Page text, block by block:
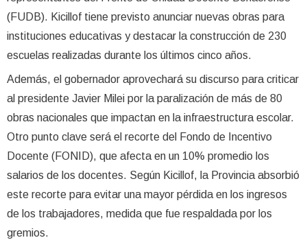
(FUDB). Kicillof tiene previsto anunciar nuevas obras para
instituciones educativas y destacar la construcción de 230
escuelas realizadas durante los últimos cinco años.
Además, el gobernador aprovechará su discurso para criticar
al presidente Javier Milei por la paralización de más de 80
obras nacionales que impactan en la infraestructura escolar.
Otro punto clave será el recorte del Fondo de Incentivo
Docente (FONID), que afecta en un 10% promedio los
salarios de los docentes. Según Kicillof, la Provincia absorbió
este recorte para evitar una mayor pérdida en los ingresos
de los trabajadores, medida que fue respaldada por los
gremios.